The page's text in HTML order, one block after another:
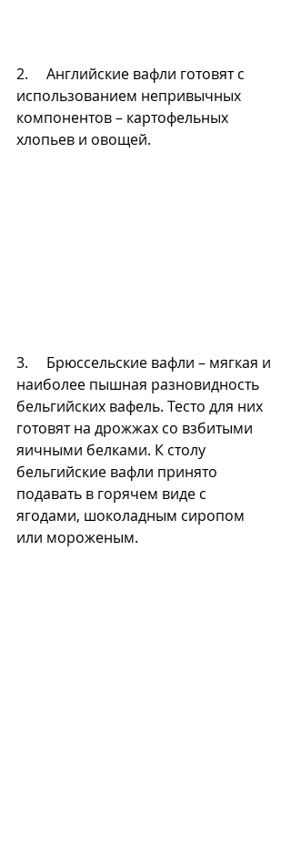
2.     Английские вафли готовят с
использованием непривычных
компонентов – картофельных
хлопьев и овощей.
3.     Брюссельские вафли – мягкая и
наиболее пышная разновидность
бельгийских вафель. Тесто для них
готовят на дрожжах со взбитыми
яичными белками. К столу
бельгийские вафли принято
подавать в горячем виде с
ягодами, шоколадным сиропом
или мороженым.